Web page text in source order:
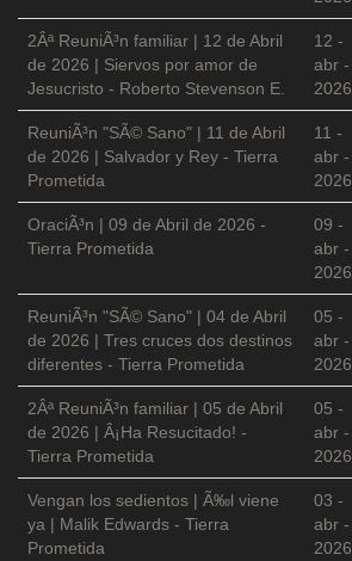
2Âª ReuniÃ³n familiar | 12 de Abril
de 2026 | Siervos por amor de
Jesucristo - Roberto Stevenson E.
12 -
abr -
2026
ReuniÃ³n "SÃ© Sano" | 11 de Abril
de 2026 | Salvador y Rey - Tierra
Prometida
11 -
abr -
2026
OraciÃ³n | 09 de Abril de 2026 -
Tierra Prometida
09 -
abr -
2026
ReuniÃ³n "SÃ© Sano" | 04 de Abril
de 2026 | Tres cruces dos destinos
diferentes - Tierra Prometida
05 -
abr -
2026
2Âª ReuniÃ³n familiar | 05 de Abril
de 2026 | Â¡Ha Resucitado! -
Tierra Prometida
05 -
abr -
2026
Vengan los sedientos | Ã‰l viene
ya | Malik Edwards - Tierra
Prometida
03 -
abr -
2026